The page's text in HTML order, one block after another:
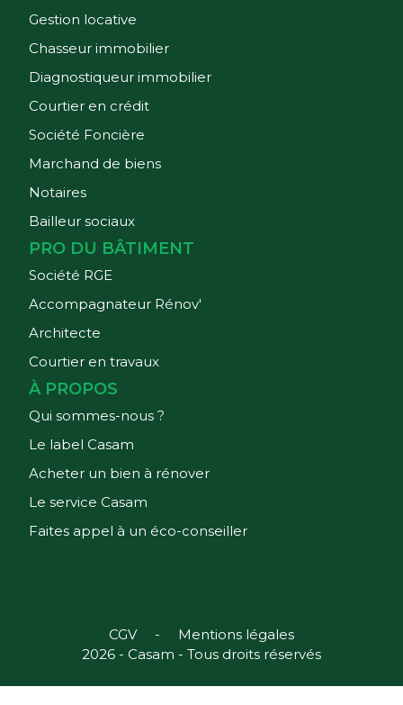
Gestion locative
Chasseur immobilier
Diagnostiqueur immobilier
Courtier en crédit
Société Foncière
Marchand de biens
Notaires
Bailleur sociaux
PRO DU BÂTIMENT
Société RGE
Accompagnateur Rénov'
Architecte
Courtier en travaux
À PROPOS
Qui sommes-nous ?
Le label Casam
Acheter un bien à rénover
Le service Casam
Faites appel à un éco-conseiller
2026 - Casam - Tous droits réservés
CGV - Mentions légales